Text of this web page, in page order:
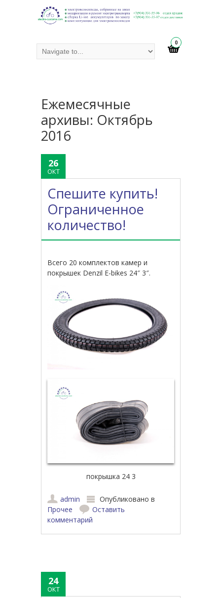
0
Ежемесячные
aрхивы: Октябрь
2016
26
ОКТ
Спешите купить!
Ограниченное
количество!
Всего 20 комплектов камер и
покрышек Denzil E-bikes 24″ 3″.
покрышка 24 3
admin
Опубликовано в
Прочее
Оставить
комментарий
24
ОКТ